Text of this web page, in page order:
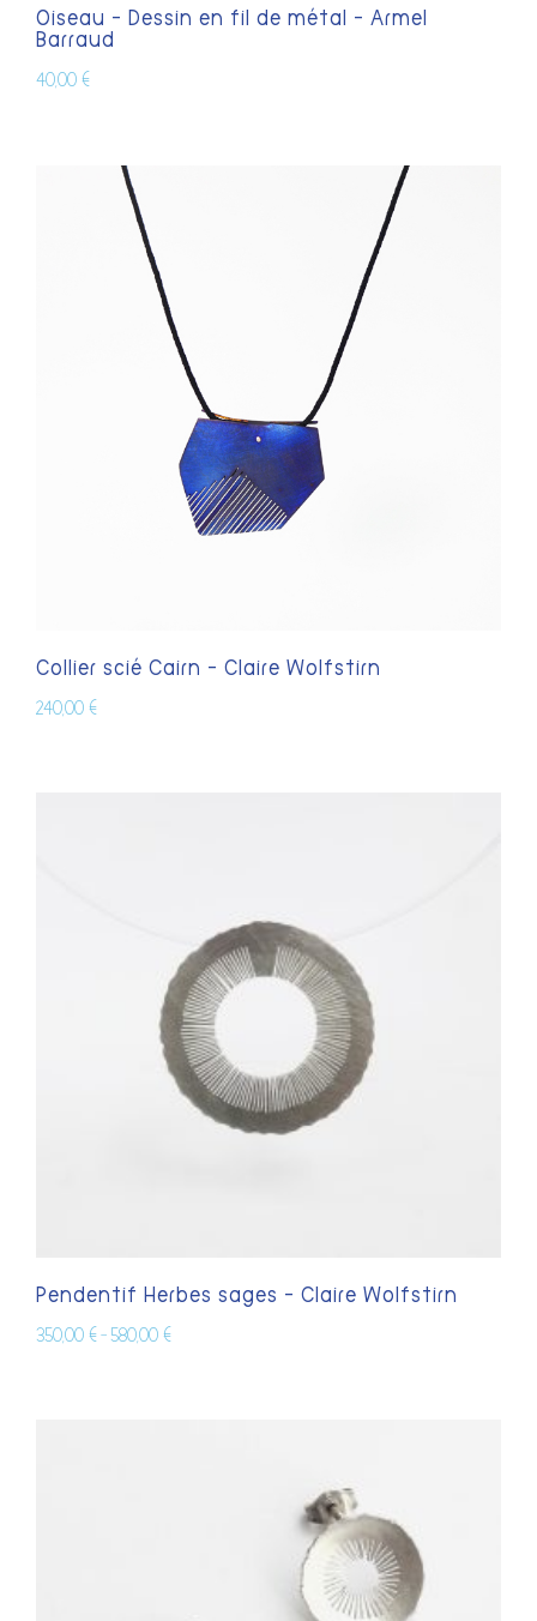
Oiseau – Dessin en fil de métal – Armel
Barraud
40,00 €
Collier scié Cairn – Claire Wolfstirn
240,00 €
Pendentif Herbes sages – Claire Wolfstirn
350,00 € – 580,00 €